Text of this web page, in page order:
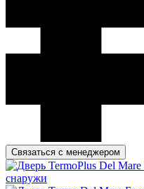
Связаться с менеджером